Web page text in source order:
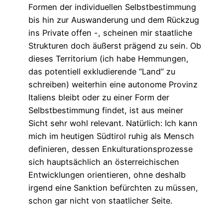
Formen der individuellen Selbstbestimmung
bis hin zur Auswanderung und dem Rückzug
ins Private offen -, scheinen mir staatliche
Strukturen doch äußerst prägend zu sein. Ob
dieses Territorium (ich habe Hemmungen,
das potentiell exkludierende “Land” zu
schreiben) weiterhin eine autonome Provinz
Italiens bleibt oder zu einer Form der
Selbstbestimmung findet, ist aus meiner
Sicht sehr wohl relevant. Natürlich: Ich kann
mich im heutigen Südtirol ruhig als Mensch
definieren, dessen Enkulturationsprozesse
sich hauptsächlich an österreichischen
Entwicklungen orientieren, ohne deshalb
irgend eine Sanktion befürchten zu müssen,
schon gar nicht von staatlicher Seite.